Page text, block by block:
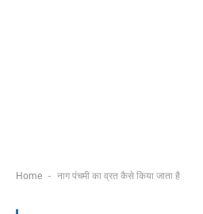
Home - नाग पंचमी का व्रत कैसे किया जाता है